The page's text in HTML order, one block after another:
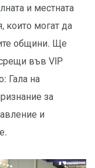
и местната
които могат да
общини. Ще
във VIP
Гала на
за
и